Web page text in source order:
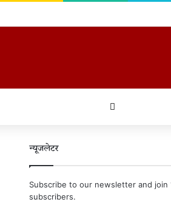
न्यूजलेटर
Subscribe to our newsletter and join
subscribers.